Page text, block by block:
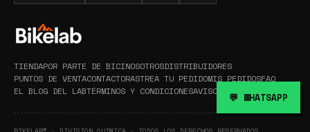
TIENDAPOR PARTE DE BICINOSOTROSDISTRIBUIDORES
PUNTOS DE VENTACONTACTORASTREA TU PEDIDOMIS PEDIDOSFAQ
EL BLOG DEL LABTÉRMINOS Y CONDICIONESAVISO DE PRIVACIDAD
💬 WHATSAPP